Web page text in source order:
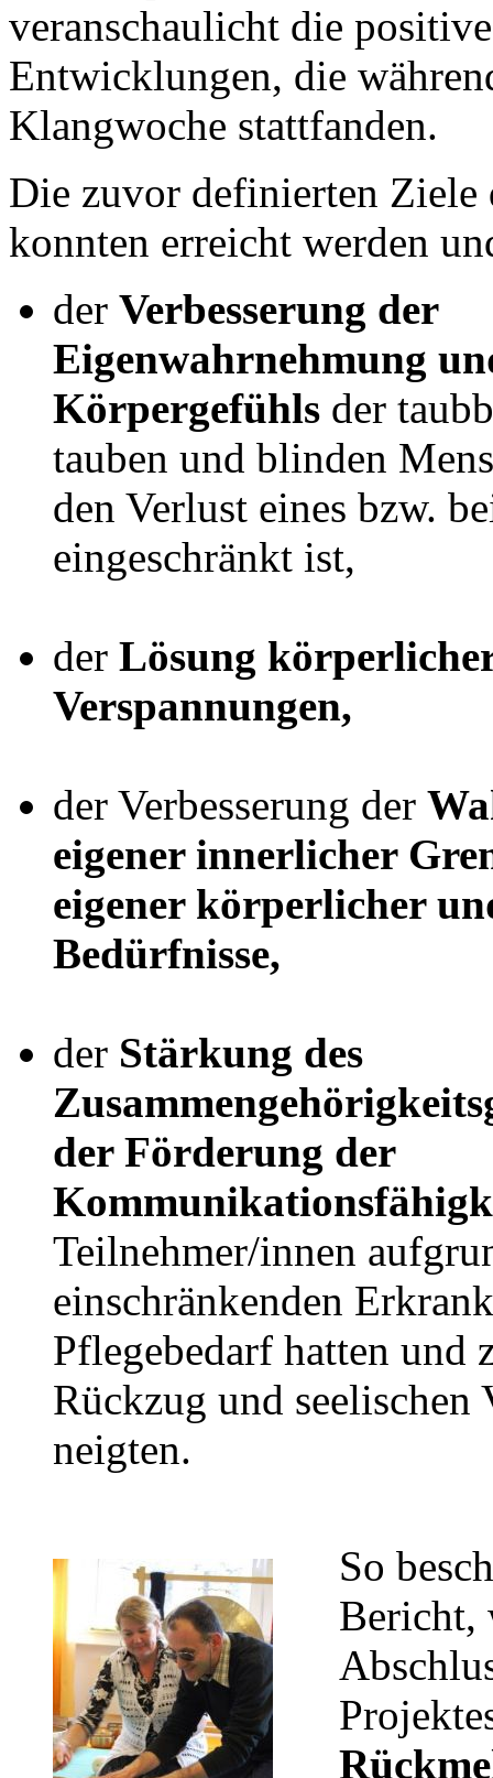
veranschaulicht die positive
Entwicklungen, die
Klangwoche stattfanden.
Die zuvor definierten Ziele
konnten erreicht werden
der Verbesserung der
Eigenwahrnehmung
Körpergefühls der
tauben und blinden
den Verlust eines bzw.
eingeschränkt ist,
der Lösung
Verspannungen,
der Verbesserung der
eigener innerlicher
eigener körperlicher
Bedürfnisse,
der Stärkung des
der Förderung der
Teilnehmer/innen
einschränkenden
Pflegebedarf hatten und
Rückzug und seelischen
neigten.
So
Bericht,